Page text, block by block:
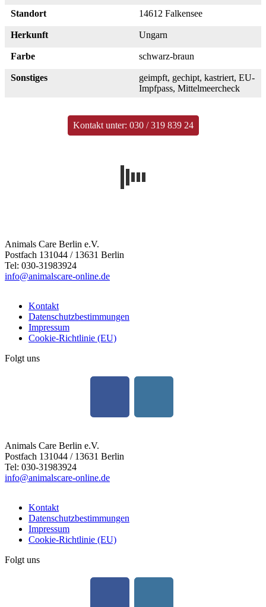
Standort 14612 Falkensee
Herkunft Ungarn
Farbe schwarz-braun
Sonstiges
geimpft, gechipt, kastriert, EU-
Impfpass, Mittelmeercheck
Kontakt unter: 030 / 319 839 24
Animals Care Berlin e.V.
Postfach 131044 / 13631 Berlin
Tel: 030-31983924
info@animalscare-online.de
Kontakt
Datenschutzbestimmungen
Impressum
Cookie-Richtlinie (EU)
Folgt uns
Animals Care Berlin e.V.
Postfach 131044 / 13631 Berlin
Tel: 030-31983924
info@animalscare-online.de
Kontakt
Datenschutzbestimmungen
Impressum
Cookie-Richtlinie (EU)
Folgt uns